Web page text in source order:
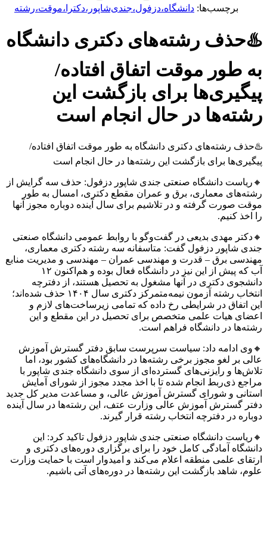
برچسب‌ها:دانشگاه،دزفول،جندی‌شاپور،دکترا،موقت،رشته
رشته‌های دکتری دانشگاه
طور موقت اتفاق افتاده/
برای بازگشت این
در حال انجام است
رشته‌های دکتری دانشگاه به طور موقت اتفاق افتاده/
برای بازگشت این رشته‌ها در حال انجام است
دانشگاه صنعتی جندی شاپور دزفول: حذف سه گرایش از
معماری، برق و عمران مقطع دکتری، امسال به طور
صورت گرفته و در تلاشیم برای سال آینده دوباره مجوز آنها
کنیم.
مهدی بدیعی در گفت‌وگو با روابط عمومی دانشگاه صنعتی
شاپور دزفول گفت: متاسفانه سه رشته‌ دکتری معماری،
برق – قدرت و مهندسی عمران – مهندسی و مدیریت منابع
آب که پیش از این نیز در دانشگاه فعال بوده و هم‌اکنون ۱۲
دکتری در آنها مشغول به تحصیل هستند، از دفترچه
انتخاب رشته آزمون نیمه‌متمرکز دکتری سال ۱۴۰۴ حذف شده‌اند؛
در شرایطی رخ داده که تمامی زیرساخت‌های لازم و
هیات علمی متخصص برای تحصیل در این مقطع و این
در دانشگاه فراهم است.
ادامه داد: سیاست سرپرست سابق دفتر گسترش آموزش
بر لغو مجوز برخی رشته‌ها در دانشگاه‌های کشور بود، اما
و رایزنی‌های گسترده‌ای از سوی دانشگاه جندی شاپور با
ذی‌ربط انجام شده تا با اخذ مجدد مجوز از شورای آمایش
و شورای گسترش آموزش عالی، و مساعدت مدیر کل جدید
گسترش آموزش عالی وزارت عتف، این رشته‌ها در سال آینده
در دفترچه انتخاب رشته قرار گیرند.
دانشگاه صنعتی جندی شاپور دزفول تاکید کرد: این
آمادگی کامل خود را برای برگزاری دوره‌های دکتری و
علمی منطقه اعلام می‌کند و امیدوار است با حمایت وزارت
شاهد بازگشت این رشته‌ها در دوره‌های آتی باشیم.